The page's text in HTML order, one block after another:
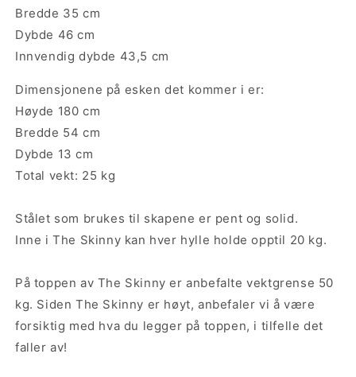
Bredde 35 cm
Dybde 46 cm
Innvendig dybde 43,5 cm
Dimensjonene på esken det kommer i er:
Høyde 180 cm
Bredde 54 cm
Dybde 13 cm
Total vekt: 25 kg
Stålet som brukes til skapene er pent og solid.
Inne i The Skinny kan hver hylle holde opptil 20 kg.
På toppen av The Skinny er anbefalte vektgrense 50
kg. Siden The Skinny er høyt, anbefaler vi å være
forsiktig med hva du legger på toppen, i tilfelle det
faller av!